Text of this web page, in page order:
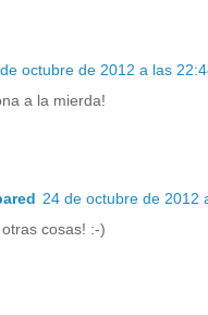
octubre de 2012 a las
a la mierda!
24 de octubre de 2012
cosas! :-)